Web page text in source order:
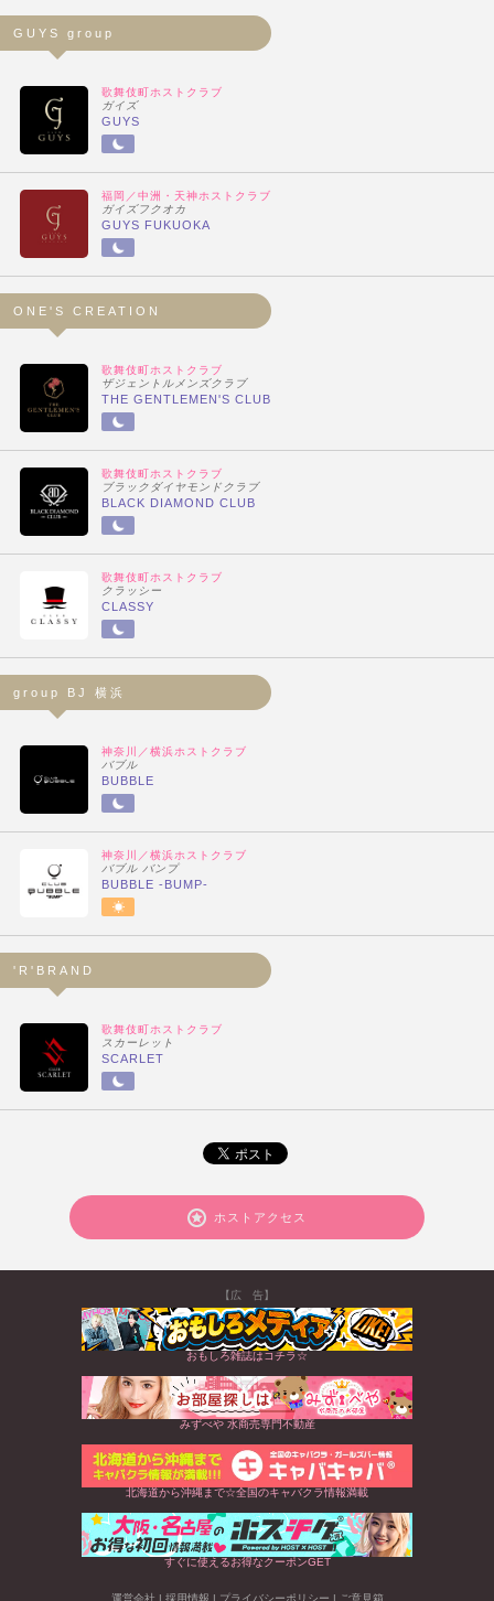
GUYS group
歌舞伎町ホストクラブ
ガイズ
GUYS
福岡／中洲・天神ホストクラブ
ガイズフクオカ
GUYS FUKUOKA
ONE'S CREATION
歌舞伎町ホストクラブ
ザジェントルメンズクラブ
THE GENTLEMEN'S CLUB
歌舞伎町ホストクラブ
ブラックダイヤモンドクラブ
BLACK DIAMOND CLUB
歌舞伎町ホストクラブ
クラッシー
CLASSY
group BJ 横浜
神奈川／横浜ホストクラブ
バブル
BUBBLE
神奈川／横浜ホストクラブ
バブル バンプ
BUBBLE -BUMP-
'R'BRAND
歌舞伎町ホストクラブ
スカーレット
SCARLET
ホストアクセス
【広 告】
おもしろ雑誌はコチラ☆
みずべや 水商売専門不動産
北海道から沖縄まで☆全国のキャバクラ情報満載
すぐに使えるお得なクーポンGET
運営会社 | 採用情報 | プライバシーポリシー | ご意見箱